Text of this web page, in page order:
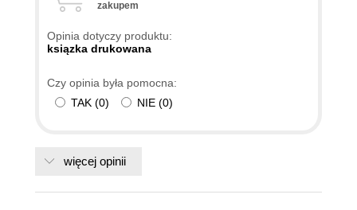
zakupem
Opinia dotyczy produktu:
ksiązka drukowana
Czy opinia była pomocna:
TAK (0) NIE (0)
więcej opinii